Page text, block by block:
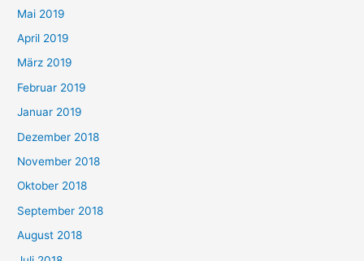
Mai 2019
April 2019
März 2019
Februar 2019
Januar 2019
Dezember 2018
November 2018
Oktober 2018
September 2018
August 2018